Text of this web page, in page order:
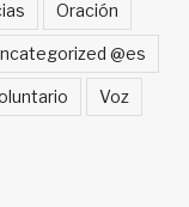
Oración
@es
Voz